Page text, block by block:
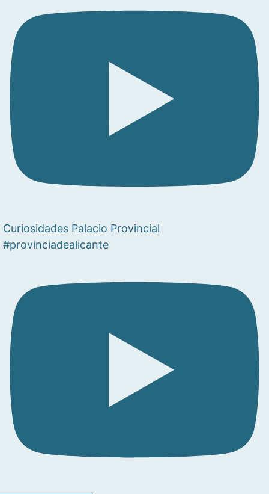
Curiosidades Palacio Provincial
#provinciadealicante